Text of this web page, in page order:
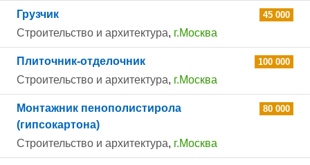
Грузчик
Строительство и архитектура, г.Москва
45 000
Плиточник-отделочник
Строительство и архитектура, г.Москва
100 000
Монтажник пенополистирола
(гипсокартона)
Строительство и архитектура, г.Москва
80 000